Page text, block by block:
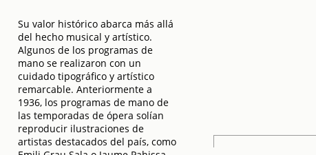
Su valor histórico abarca más allá
del hecho musical y artístico.
Algunos de los programas de
mano se realizaron con un
cuidado tipográfico y artístico
remarcable. Anteriormente a
1936, los programas de mano de
las temporadas de ópera solían
reproducir ilustraciones de
artistas destacados del país, como